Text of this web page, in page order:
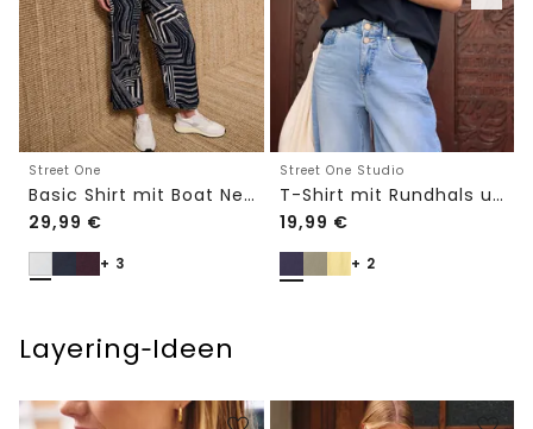
Street One
Basic Shirt mit Boat Neck und Elastikbund
29,99 €
+ 3
Street One Studio
T-Shirt mit Rundhals und Embroidery-Detail
19,99 €
+ 2
Layering‑Ideen